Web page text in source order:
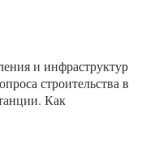
и инфраструктур
строительства в
Как